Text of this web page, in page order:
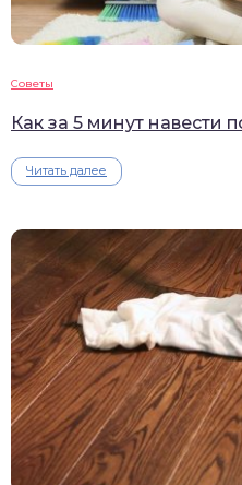
Советы
Как за 5 минут навести
Читать далее